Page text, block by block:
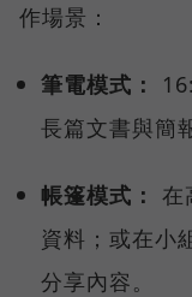
作場景：
筆電模式：
長篇文書與簡
帳篷模式： 在
資料；或在小
分享內容。